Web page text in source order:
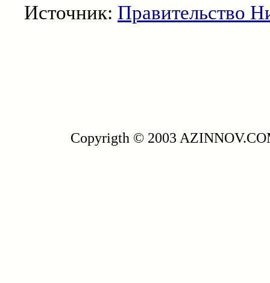
Источник: Правительство
Copyrigth © 2003